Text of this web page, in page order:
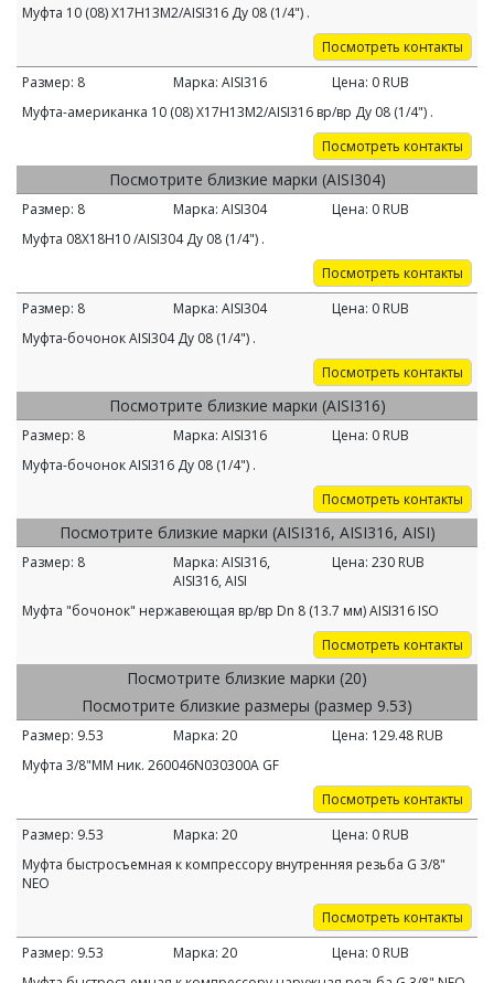
Муфта 10 (08) Х17Н13М2/AISI316 Ду 08 (1/4") .
Посмотреть контакты
Размер: 8 Марка: AISI316 Цена: 0 RUB
Муфта-американка 10 (08) Х17Н13М2/AISI316 вр/вр Ду 08 (1/4") .
Посмотреть контакты
Посмотрите близкие марки (AISI304)
Размер: 8 Марка: AISI304 Цена: 0 RUB
Муфта 08Х18Н10 /AISI304 Ду 08 (1/4") .
Посмотреть контакты
Размер: 8 Марка: AISI304 Цена: 0 RUB
Муфта-бочонок AISI304 Ду 08 (1/4") .
Посмотреть контакты
Посмотрите близкие марки (AISI316)
Размер: 8 Марка: AISI316 Цена: 0 RUB
Муфта-бочонок AISI316 Ду 08 (1/4") .
Посмотреть контакты
Посмотрите близкие марки (AISI316, AISI316, AISI)
Размер: 8 Марка: AISI316,
AISI316, AISI
Цена: 230 RUB
Муфта "бочонок" нержавеющая вр/вр Dn 8 (13.7 мм) AISI316 ISO
Посмотреть контакты
Посмотрите близкие марки (20)
Посмотрите близкие размеры (размер 9.53)
Размер: 9.53 Марка: 20 Цена: 129.48 RUB
Муфта 3/8"ММ ник. 260046N030300A GF
Посмотреть контакты
Размер: 9.53 Марка: 20 Цена: 0 RUB
Муфта быстросъемная к компрессору внутренняя резьба G 3/8"
NEO
Посмотреть контакты
Размер: 9.53 Марка: 20 Цена: 0 RUB